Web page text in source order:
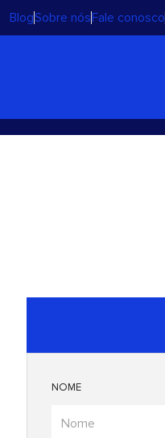
BlogSobre nósFale conosco
NOME